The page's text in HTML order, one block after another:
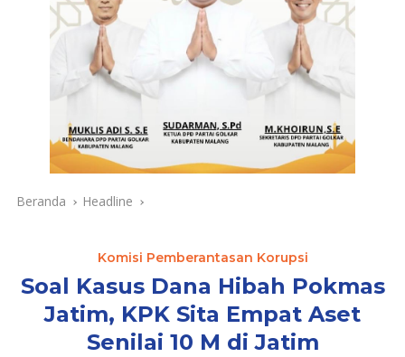
Beranda Headline
Komisi Pemberantasan Korupsi
Soal Kasus Dana Hibah Pokmas
Jatim, KPK Sita Empat Aset
Senilai 10 M di Jatim